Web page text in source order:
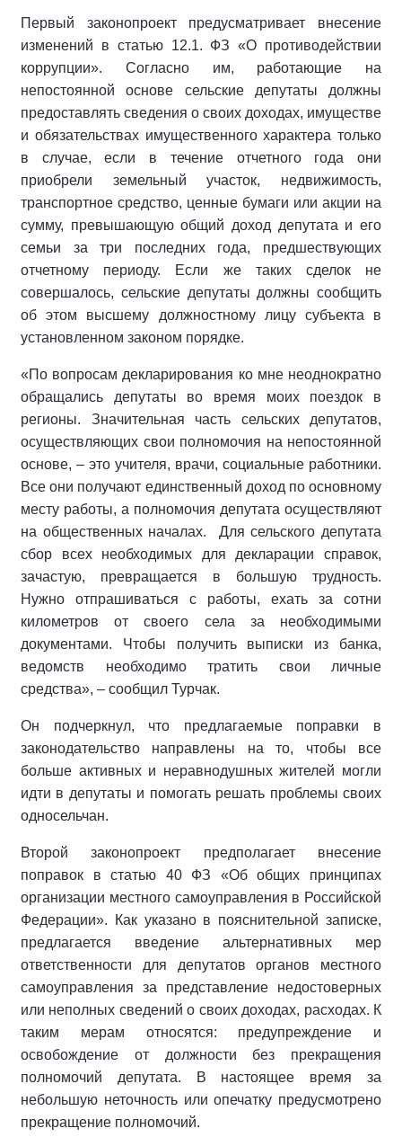
Первый законопроект предусматривает внесение
изменений в статью 12.1. ФЗ «О противодействии
коррупции». Согласно им, работающие на
непостоянной основе сельские депутаты должны
предоставлять сведения о своих доходах, имуществе
и обязательствах имущественного характера только
в случае, если в течение отчетного года они
приобрели земельный участок, недвижимость,
транспортное средство, ценные бумаги или акции на
сумму, превышающую общий доход депутата и его
семьи за три последних года, предшествующих
отчетному периоду. Если же таких сделок не
совершалось, сельские депутаты должны сообщить
об этом высшему должностному лицу субъекта в
установленном законом порядке.
«По вопросам декларирования ко мне неоднократно
обращались депутаты во время моих поездок в
регионы. Значительная часть сельских депутатов,
осуществляющих свои полномочия на непостоянной
основе, – это учителя, врачи, социальные работники.
Все они получают единственный доход по основному
месту работы, а полномочия депутата осуществляют
на общественных началах. Для сельского депутата
сбор всех необходимых для декларации справок,
зачастую, превращается в большую трудность.
Нужно отпрашиваться с работы, ехать за сотни
километров от своего села за необходимыми
документами. Чтобы получить выписки из банка,
ведомств необходимо тратить свои личные
средства», – сообщил Турчак.
Он подчеркнул, что предлагаемые поправки в
законодательство направлены на то, чтобы все
больше активных и неравнодушных жителей могли
идти в депутаты и помогать решать проблемы своих
односельчан.
Второй законопроект предполагает внесение
поправок в статью 40 ФЗ «Об общих принципах
организации местного самоуправления в Российской
Федерации». Как указано в пояснительной записке,
предлагается введение альтернативных мер
ответственности для депутатов органов местного
самоуправления за представление недостоверных
или неполных сведений о своих доходах, расходах. К
таким мерам относятся: предупреждение и
освобождение от должности без прекращения
полномочий депутата. В настоящее время за
небольшую неточность или опечатку предусмотрено
прекращение полномочий.